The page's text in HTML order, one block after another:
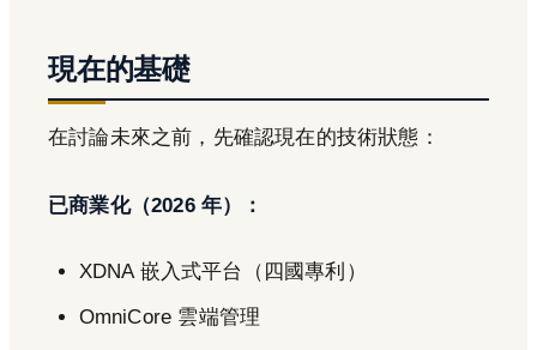
現在的基礎
在討論未來之前，先確認現在的技術狀態：
已商業化（2026 年）：
XDNA 嵌入式平台（四國專利）
OmniCore 雲端管理